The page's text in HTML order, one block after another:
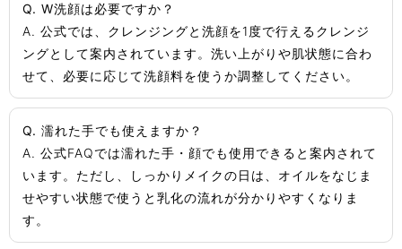
Q. W洗顔は必要ですか？
A. 公式では、クレンジングと洗顔を1度で行えるクレンジ
ングとして案内されています。洗い上がりや肌状態に合わ
せて、必要に応じて洗顔料を使うか調整してください。
Q. 濡れた手でも使えますか？
A. 公式FAQでは濡れた手・顔でも使用できると案内されて
います。ただし、しっかりメイクの日は、オイルをなじま
せやすい状態で使うと乳化の流れが分かりやすくなりま
す。